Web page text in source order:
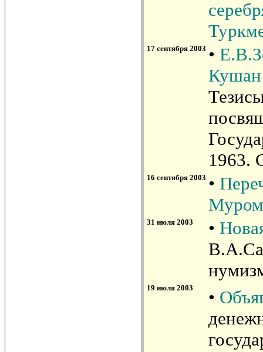
17 сентября 2003 •
Кушан
1963.
16 сентября 2003 •
31 июля 2003 •
19 июля 2003 •